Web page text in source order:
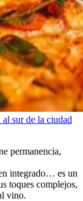
al sur de la ciudad
permanencia,
integrado… es un
toques complejos,
vino.